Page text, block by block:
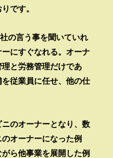
です。
社の言う事を聞いていれ
にすぐなれる。オーナ
と労務管理だけであ
従業員に任せ、他の仕
のオーナーとなり、数
オーナーになった例
ら他事業を展開した例